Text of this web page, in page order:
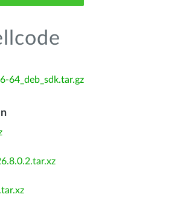
64_deb_sdk.tar.gz